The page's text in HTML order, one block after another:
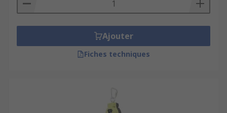
Ajouter
Fiches techniques